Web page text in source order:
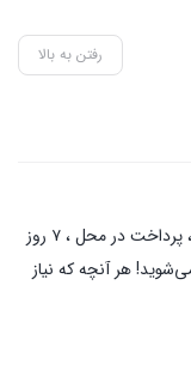
رفتن به بالا
این فروشگاه آنلاین با مدیریت آقای حمزه نیکخواه بهرامی با دو دهه فعالیت در زمینه کالای برق و الکترونیک در خیابان لاله زار تهران ، از نام آشنا ترین کسبه در بازار برق و الکترونیک کشور، با پایبندی به سه اصل کلیدی، پرداخت در محل ، ۷ روز
هر آنچه که نیاز